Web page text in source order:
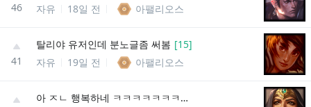
46
자유
18일 전 아팰리오스
41
탈리야 유저인데 분노글좀 써봄 [15]
자유
19일 전 아팰리오스
아 ㅈㄴ 행복하네 ㅋㅋㅋㅋㅋㅋㅋㅋㅋㅋㅋㅋㅋㅋ